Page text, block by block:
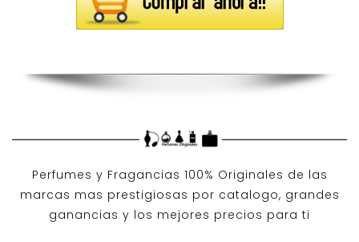
Perfumes y Fragancias 100% Originales de las
marcas mas prestigiosas por catalogo, grandes
ganancias y los mejores precios para ti